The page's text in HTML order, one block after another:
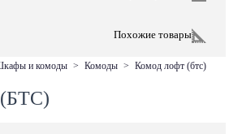
Похожие товары
шкафы и комоды > комоды > комод лофт (бтс)